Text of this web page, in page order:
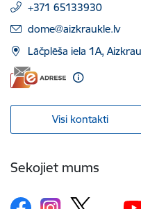
+371 65133930
E-pasts:
dome@aizkraukle.lv
Lāčplēša iela 1A,
Visi kontakti
Sekojiet mums